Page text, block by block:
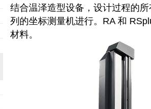
结合温泽造型设备，设计过程的
列的坐标测量机进行。RA 和
材料。